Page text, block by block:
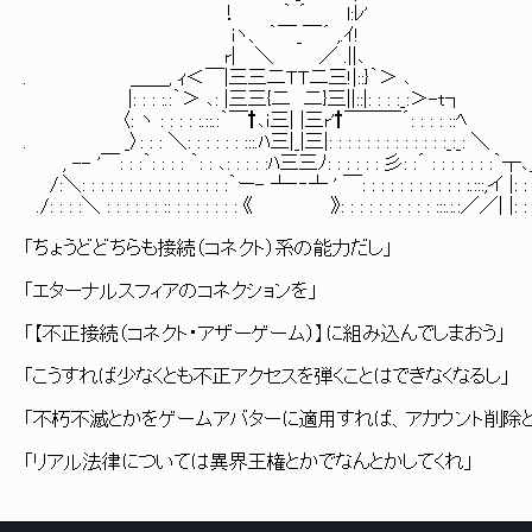
！ ｀ ´ l:ﾚ'
iヽ、 ｀￣_￣´ ,.ｲ!
r| ＼ ／ .||､
. ＿＿, ｨ＜￣|三三二ＴＴ二三!|::}｀＞ ､
|: : : :.:｀＞ ､: |三三{二 二}三||::|: : : :_:＞-t┐
〈: ヽ : : : : :.::.:｀￣†､ｉ三| |三r'†￣￣￣´: : : : ::ﾍ
. _〉: : : ＼: : : : : : :::.ﾊ三|_|三|: : : : : : : : : : : : :_:_: ＼
, -- '￣: : :｀: : : : ｀: : ､: : : : :ﾊ三三ﾉ: : : : : : 彡: :´ : : : : : : :｀┬､_
/:＼: : : : : : : : : : : : : : : :｀ー- ┴‐‐┴ ' ￣: : : : : : : : : : : :.:::,イ |: :
./: : : :＼ : : : : : : :: : : : : : : : 《 》: : : : : : : : : : :::.:.:／／| |: :
「ちょうどどちらも接続（コネクト）系の能力だし」
「エターナルスフィアのコネクションを」
「【不正接続（コネクト・アザーゲーム）】に組み込んでしまおう」
「こうすれば少なくとも不正アクセスを弾くことはできなくなるし」
「不朽不滅とかをゲームアバターに適用すれば、アカウント削除
「リアル法律については異界王権とかでなんとかしてくれ」